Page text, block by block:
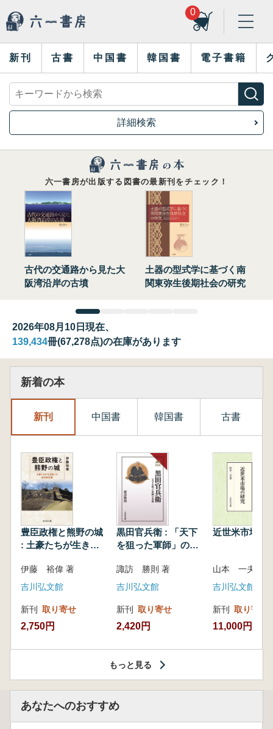
0
新刊 古書 中国書 韓国書 電子書籍
詳細検索
六一書房が出版する図書の最新刊をチェック！
古代の交通路から見た大
阪湾沿岸の古墳
土器の型式学に基づく南
関東弥生後期社会の研究
2026年08月10日現在、
139,434冊(67,278点)の在庫があります
新着の本
新刊 中国書 韓国書 古書
豊臣政権と熊野の城
: 土豪たちが生き抜
伊藤 裕偉 著
吉川弘文館
新刊 取り寄せ
2,750円
黒田官兵衛 : 「天下
を狙った軍師」の実
諏訪 勝則 著
吉川弘文館
新刊 取り寄せ
2,420円
近世米市場の
山本 一夫
吉川弘文館
新刊 取り寄せ
11,000円
もっと見る
あなたへのおすすめ